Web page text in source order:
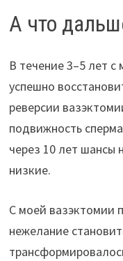
А что
В течение 3–5 лет
успешно
реверсии
подвижность
через 10 лет шансы
низкие.
С моей вазэктомии
нежелание